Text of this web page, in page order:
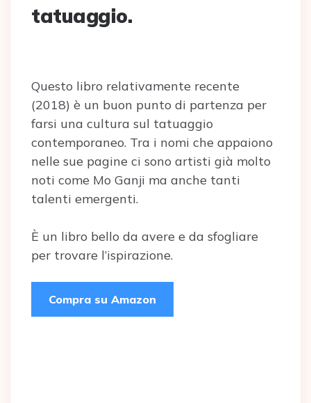
tatuaggio.
Questo libro relativamente recente
(2018) è un buon punto di partenza per
farsi una cultura sul tatuaggio
contemporaneo. Tra i nomi che appaiono
nelle sue pagine ci sono artisti già molto
noti come Mo Ganji ma anche tanti
talenti emergenti.
È un libro bello da avere e da sfogliare
per trovare l’ispirazione.
Compra su Amazon